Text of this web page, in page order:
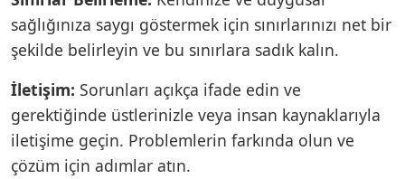
sağlığınıza saygı göstermek için sınırlarınızı net bir
şekilde belirleyin ve bu sınırlara sadık kalın.
İletişim: Sorunları açıkça ifade edin ve
gerektiğinde üstlerinizle veya insan kaynaklarıyla
iletişime geçin. Problemlerin farkında olun ve
çözüm için adımlar atın.